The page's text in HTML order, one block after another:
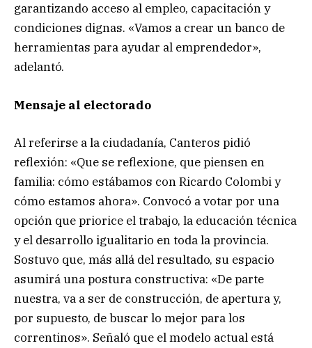
garantizando acceso al empleo, capacitación y
condiciones dignas. «Vamos a crear un banco de
herramientas para ayudar al emprendedor»,
adelantó.
Mensaje al electorado
Al referirse a la ciudadanía, Canteros pidió
reflexión: «Que se reflexione, que piensen en
familia: cómo estábamos con Ricardo Colombi y
cómo estamos ahora». Convocó a votar por una
opción que priorice el trabajo, la educación técnica
y el desarrollo igualitario en toda la provincia.
Sostuvo que, más allá del resultado, su espacio
asumirá una postura constructiva: «De parte
nuestra, va a ser de construcción, de apertura y,
por supuesto, de buscar lo mejor para los
correntinos». Señaló que el modelo actual está